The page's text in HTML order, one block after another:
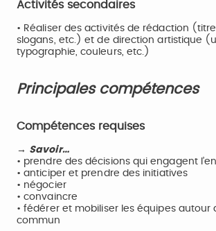
Activités secondaires
• Réaliser des activités de rédaction
slogans, etc.) et de direction artistique
typographie, couleurs, etc.)
Principales compétences
Compétences requises
→ Savoir…
• prendre des décisions qui engagent
• anticiper et prendre des initiatives
• négocier
• convaincre
• fédérer et mobiliser les équipes autour
commun